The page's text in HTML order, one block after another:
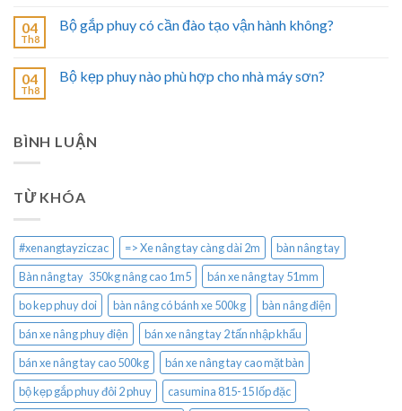
04
Th8
Bộ gắp phuy có cần đào tạo vận hành không?
04
Th8
Bộ kẹp phuy nào phù hợp cho nhà máy sơn?
BÌNH LUẬN
TỪ KHÓA
#xenangtayziczac => Xe nâng tay càng dài 2m
bàn nâng tay
Bàn nâng tay 350kg nâng cao 1m5
bán xe nâng tay 51mm
bo kep phuy doi
bàn nâng có bánh xe 500kg
bàn nâng điện
bán xe nâng phuy điện
bán xe nâng tay 2 tấn nhập khẩu
bán xe nâng tay cao 500kg
bán xe nâng tay cao mặt bàn
bộ kẹp gắp phuy đôi 2 phuy
casumina 815-15 lốp đặc